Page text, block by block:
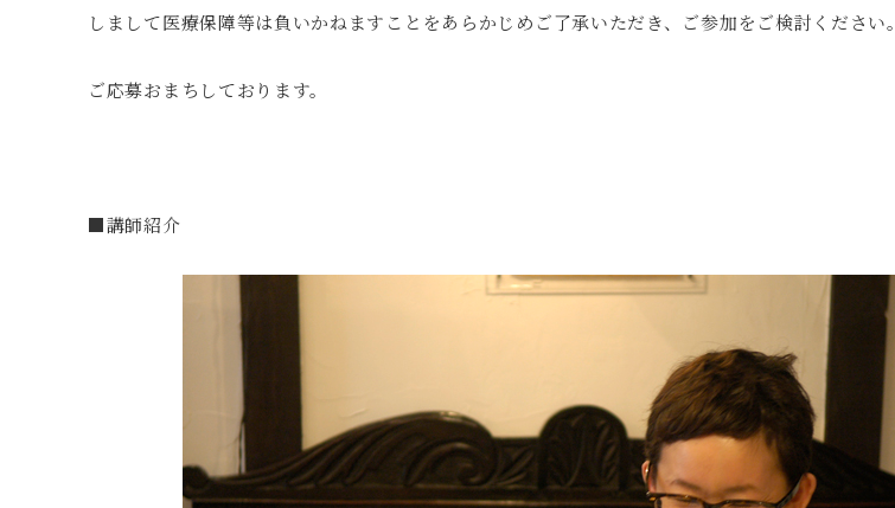
しまして医療保障等は負いかねますことをあらかじめご了承いただき、ご参加をご検討ください。
ご応募おまちしております。
■講師紹介